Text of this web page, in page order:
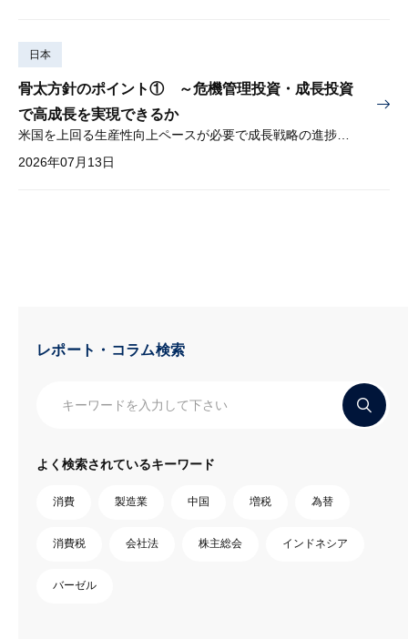
日本
骨太方針のポイント① ～危機管理投資・成長投資
で高成長を実現できるか
米国を上回る生産性向上ペースが必要で成長戦略の進捗管理も課題
2026年07月13日
レポート・コラム検索
よく検索されているキーワード
消費 製造業 中国 増税 為替
消費税 会社法 株主総会 インドネシア
バーゼル